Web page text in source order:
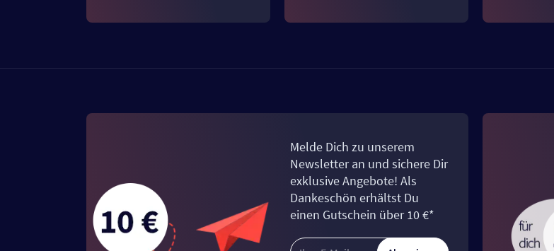
Melde Dich zu unserem
Newsletter an und sichere Dir
exklusive Angebote! Als
Dankeschön erhältst Du
einen Gutschein über 10 €*